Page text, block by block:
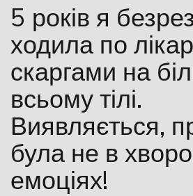
5 років я
ходила по
скаргами на
всьому тілі.
Виявляється,
була не в
емоціях!